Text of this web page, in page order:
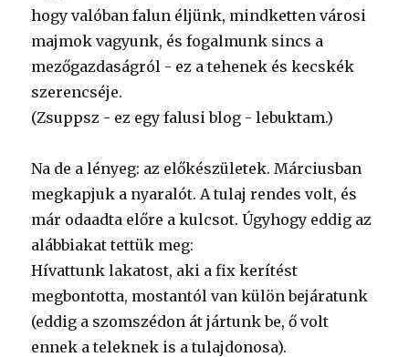
hogy valóban falun éljünk, mindketten városi
majmok vagyunk, és fogalmunk sincs a
mezőgazdaságról - ez a tehenek és kecskék
szerencséje.
(Zsuppsz - ez egy falusi blog - lebuktam.)
Na de a lényeg: az előkészületek. Márciusban
megkapjuk a nyaralót. A tulaj rendes volt, és
már odaadta előre a kulcsot. Úgyhogy eddig az
alábbiakat tettük meg:
Hívattunk lakatost, aki a fix kerítést
megbontotta, mostantól van külön bejáratunk
(eddig a szomszédon át jártunk be, ő volt
ennek a teleknek is a tulajdonosa).